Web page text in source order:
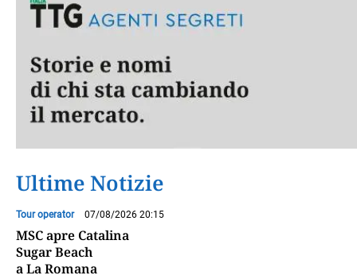
Ultime Notizie
Tour operator 07/08/2026 20:15
MSC apre Catalina
Sugar Beach
a La Romana